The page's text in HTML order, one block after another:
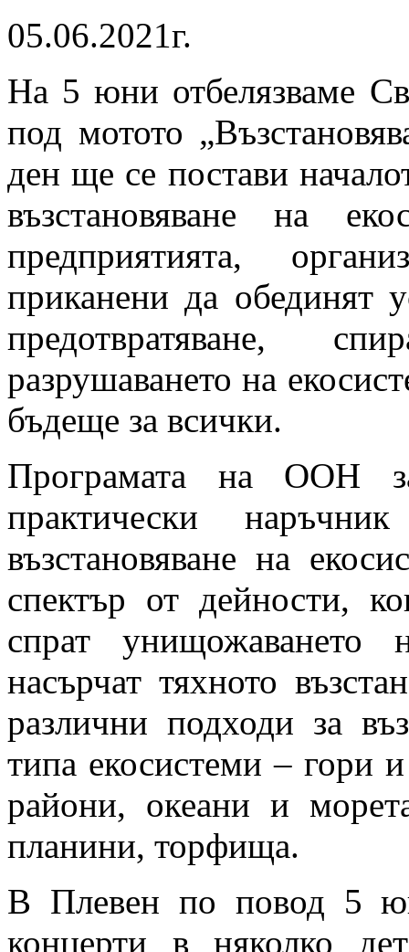
05.06.2021г.
На 5 юни отбелязваме
под мотото
ден ще се постави
възстановяване на
предприятията,
приканени да обединят
предотвратяване,
разрушаването на
бъдеще за всички.
Програмата на ООН
практически
възстановяване на
спектър от дейности,
спрат унищожаването
насърчат тяхното
различни подходи за
типа екосистеми – гори
райони, океани и
планини, торфища.
В Плевен по повод 5
концерти в няколко